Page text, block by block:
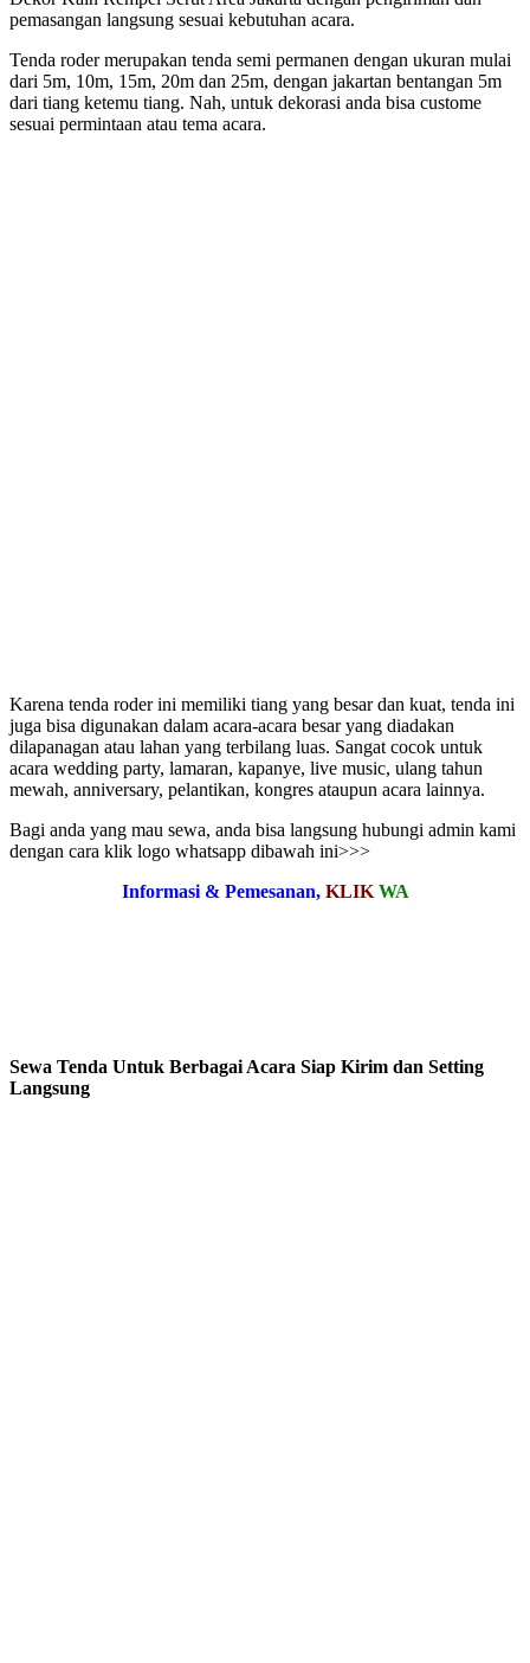
pemasangan langsung sesuai kebutuhan acara.
Tenda roder merupakan tenda semi permanen dengan ukuran mulai
dari 5m, 10m, 15m, 20m dan 25m, dengan jakartan bentangan 5m
dari tiang ketemu tiang. Nah, untuk dekorasi anda bisa custome
sesuai permintaan atau tema acara.
Karena tenda roder ini memiliki tiang yang besar dan kuat, tenda ini
juga bisa digunakan dalam acara-acara besar yang diadakan
dilapanagan atau lahan yang terbilang luas. Sangat cocok untuk
acara wedding party, lamaran, kapanye, live music, ulang tahun
mewah, anniversary, pelantikan, kongres ataupun acara lainnya.
Bagi anda yang mau sewa, anda bisa langsung hubungi admin kami
dengan cara klik logo whatsapp dibawah ini>>>
Informasi & Pemesanan, KLIK WA
Sewa Tenda Untuk Berbagai Acara Siap Kirim dan Setting
Langsung